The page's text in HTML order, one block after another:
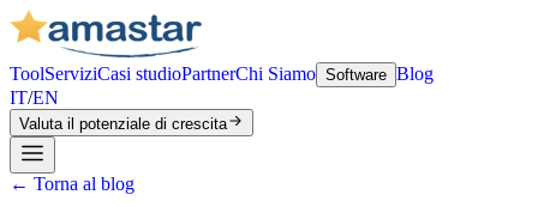
ToolServiziCasi studioPartnerChi Siamo Software Blog
IT/EN
Valuta il potenziale di crescita
← Torna al blog